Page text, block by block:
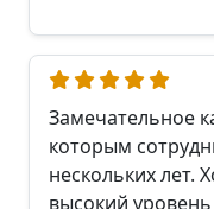
Замечательное
которым
нескольких лет.
высокий